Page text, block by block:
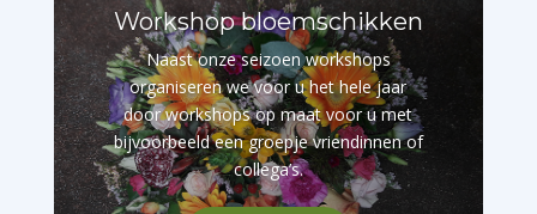
Workshop bloemschikken
Naast onze seizoen workshops
organiseren we voor u het hele jaar
door workshops op maat voor u met
bijvoorbeeld een groepje vriendinnen of
collega’s.